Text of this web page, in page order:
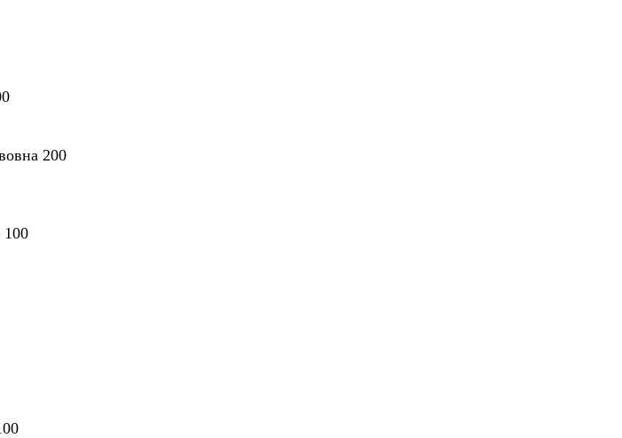
200
100